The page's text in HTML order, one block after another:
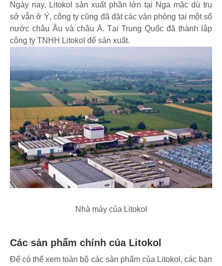
Ngày nay, Litokol sản xuất phần lớn tại Nga mặc dù trụ
sở vẫn ở Ý, công ty cũng đã đặt các văn phòng tại một số
nước châu Âu và châu Á. Tại Trung Quốc đã thành lập
công ty TNHH Litokol để sản xuất.
Nhà máy của Litokol
Các sản phẩm chính của Litokol
Để có thể xem toàn bộ các sản phẩm của Litokol, các bạn